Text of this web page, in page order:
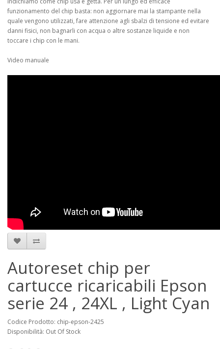
funzionamento del chip basta: non aggiornare mai la stampante nella
quale vengono utilizzati, fare attenzione agli sbalzi di tensione ed evitare
danni fisici, non bagnarli con acqua o altre sostanze liquide e non
toccare i chip con le mani.
Video manuale
Autoreset chip per
cartucce ricaricabili Epson
serie 24 , 24XL , Light Cyan
Codice Prodotto: chip-epson-2425
Disponibilità: Out Of Stock